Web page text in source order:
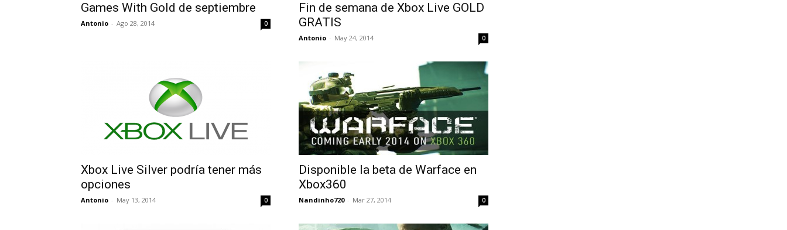
Games With Gold de septiembre
Antonio - Ago 28, 2014 0
Fin de semana de Xbox Live GOLD
GRATIS
Antonio - May 24, 2014 0
Xbox Live Silver podría tener más
opciones
Antonio - May 13, 2014 0
Disponible la beta de Warface en
Xbox360
Nandinho720 - Mar 27, 2014 0